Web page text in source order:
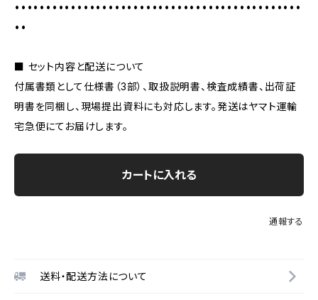
••••••••••••••••••••••••••••••••••••••••••••••
••
■ セット内容と配送について
付属書類として仕様書（3部）、取扱説明書、検査成績書、出荷証
明書を同梱し、現場提出資料にも対応します。発送はヤマト運輸
宅急便にてお届けします。
カートに入れる
通報する
送料・配送方法について